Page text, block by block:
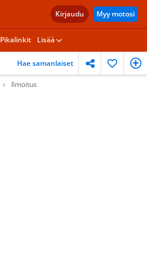
Kirjaudu Myy motosi
Pikalinkit Lisää
Hae samanlaiset
Ilmoitus